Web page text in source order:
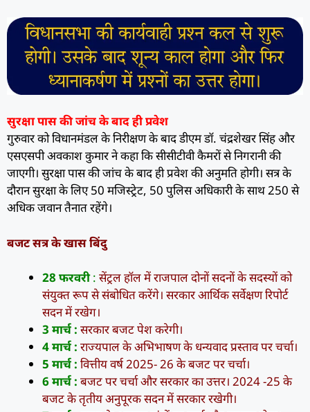
सुरक्षा पास की जांच के बाद ही प्रवेश
गुरुवार को विधानमंडल के निरीक्षण के बाद डीएम डॉ. चंद्रशेखर सिंह और
एसएसपी अवकाश कुमार ने कहा कि सीसीटीवी कैमरों से निगरानी की
जाएगी। सुरक्षा पास की जांच के बाद ही प्रवेश की अनुमति होगी। सत्र के
दौरान सुरक्षा के लिए 50 मजिस्ट्रेट, 50 पुलिस अधिकारी के साथ 250 से
अधिक जवान तैनात रहेंगे।
बजट सत्र के खास बिंदु
28 फरवरी: सेंट्रल हॉल में राजपाल दोनों सदनों के सदस्यों को
संयुक्त रूप से संबोधित करेंगे। सरकार आर्थिक सर्वेक्षण रिपोर्ट
सदन में रखेग।
3 मार्च : सरकार बजट पेश करेगी।
4 मार्च : राज्यपाल के अभिभाषण के धन्यवाद प्रस्ताव पर चर्चा।
5 मार्च : वित्तीय वर्ष 2025- 26 के बजट पर चर्चा।
6 मार्च : बजट पर चर्चा और सरकार का उत्तर। 2024 -25 के
बजट के तृतीय अनुपूरक सदन में सरकार रखेगी।